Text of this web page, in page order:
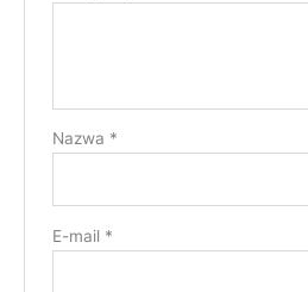
Nazwa *
E-mail *